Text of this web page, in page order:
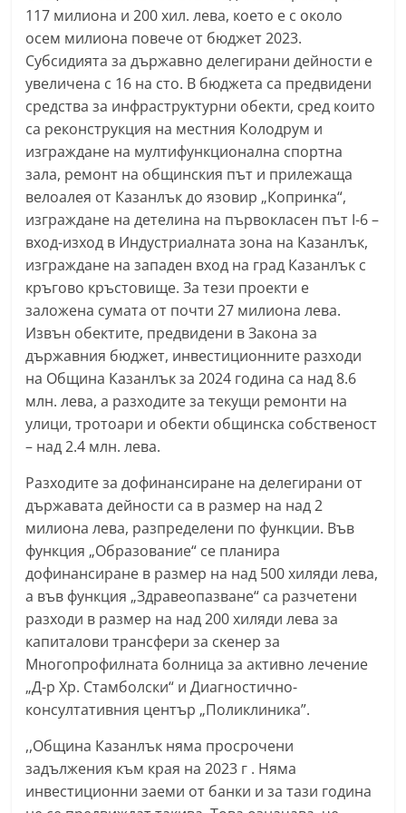
n
l
a
.
i
n
o
,
k
a
z
a
n
l
a
k
b
g
.
i
n
f
o
g
l
117 милиона и 200 хил. лева, което е с около
осем милиона повече от бюджет 2023.
Субсидията за държавно делегирани дейности е
увеличена с 16 на сто. В бюджета са предвидени
средства за инфраструктурни обекти, сред които
са реконструкция на местния Колодрум и
изграждане на мултифункционална спортна
зала, ремонт на общинския път и прилежаща
велоалея от Казанлък до язовир „Копринка“,
изграждане на детелина на първокласен път I-6 –
вход-изход в Индустриалната зона на Казанлък,
изграждане на западен вход на град Казанлък с
кръгово кръстовище. За тези проекти е
заложена сумата от почти 27 милиона лева.
Извън обектите, предвидени в Закона за
държавния бюджет, инвестиционните разходи
на Община Казанлък за 2024 година са над 8.6
млн. лева, а разходите за текущи ремонти на
улици, тротоари и обекти общинска собственост
– над 2.4 млн. лева.
Разходите за дофинансиране на делегирани от
държавата дейности са в размер на над 2
милиона лева, разпределени по функции. Във
функция „Образование“ се планира
дофинансиране в размер на над 500 хиляди лева,
а във функция „Здравеопазване“ са разчетени
разходи в размер на над 200 хиляди лева за
капиталови трансфери за скенер за
Многопрофилната болница за активно лечение
„Д-р Хр. Стамболски“ и Диагностично-
консултативния център „Поликлиника”.
,,Община Казанлък няма просрочени
задължения към края на 2023 г . Няма
инвестиционни заеми от банки и за тази година